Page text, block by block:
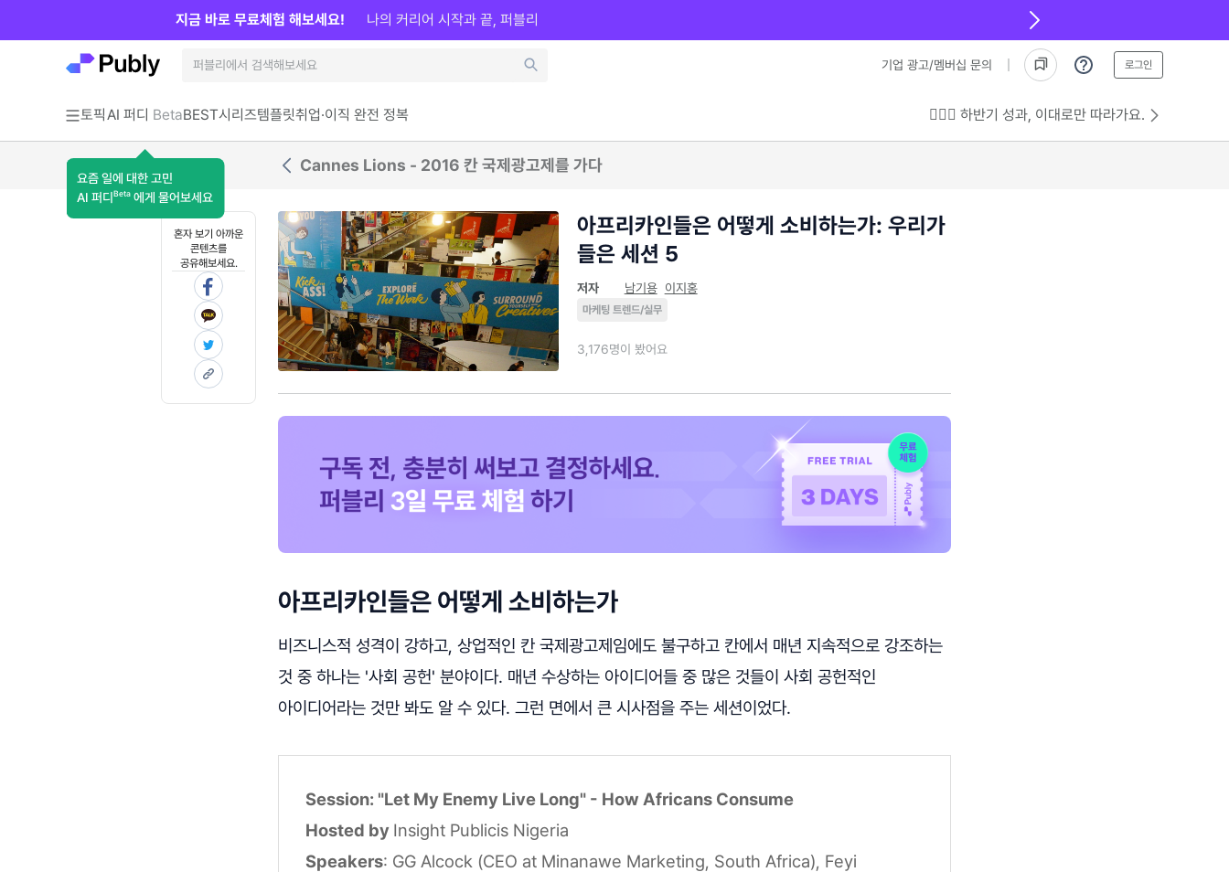
기업 광고/멤버십 문의 로그인
토픽AI 퍼디 Beta
요즘 일에 대한 고민
AI 퍼디 Beta 에게 물어보세요
BEST시리즈템플릿취업·이직 완전 정복 💁🏻‍♂️ 하반기 성과, 이대로만 따라가요.
지금 바로 무료체험 해보세요! 나의 커리어 시작과 끝, 퍼블리
Cannes Lions - 2016 칸 국제광고제를 가다
혼자 보기 아까운
콘텐츠를
공유해보세요.
아프리카인들은 어떻게 소비하는가: 우리가
들은 세션 5
저자 남기용 이지홍
마케팅 트렌드/실무
3,176명이 봤어요
아프리카인들은 어떻게 소비하는가
비즈니스적 성격이 강하고, 상업적인 칸 국제광고제임에도 불구하고 칸에서 매년 지속적으로 강조하는
것 중 하나는 '사회 공헌' 분야이다. 매년 수상하는 아이디어들 중 많은 것들이 사회 공헌적인
아이디어라는 것만 봐도 알 수 있다. 그런 면에서 큰 시사점을 주는 세션이었다.
Session: "Let My Enemy Live Long" - How Africans Consume
Hosted by Insight Publicis Nigeria
Speakers: GG Alcock (CEO at Minanawe Marketing, South Africa), Feyi